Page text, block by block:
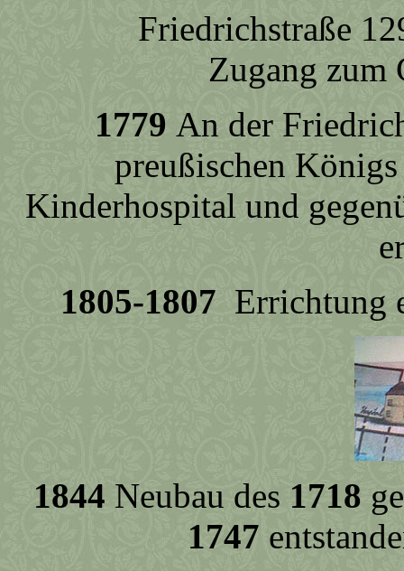
Friedrichstraße
Zugang zum
1779 An der
preußischen
Kinderhospital und
1805-1807 Errichtung
1844 Neubau des 1718
1747